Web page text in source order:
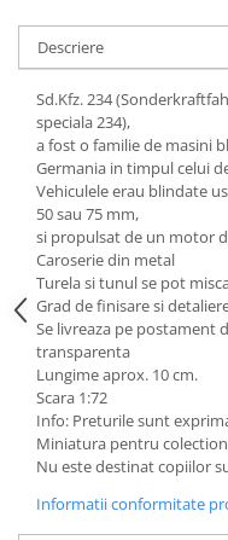
Animale miniaturale
Papusi miniaturale
Casute de papusi
SETURI SI PACHETE CADOU
MACHETE
MACHETE AUTO SCARA
Machete Auto Romanesti
Miniaturi Dacia, ARO si
Clasice
Machete Politie /
Machete Auto Civile la
Limuzine, Hatchback si
Machete Prezidentiale 1:43
Machete Raliu 1:43 –
Oficiale și Replici Mașini
Machete SUV-uri 1:43 –
Off-Road si Vehicule 4x4
Machete Taxi 1:43
Descriere
Sd.Kfz. 234
speciala 234),
a fost o familie de masini
Germania in timpul celui
Vehiculele erau blindate
50 sau 75 mm,
si propulsat de un motor
Caroserie din metal
Turela si tunul se pot
Grad de finisare si
Se livreaza pe postament
transparenta
Lungime aprox. 10 cm.
Scara 1:72
Info: Preturile sunt
Miniatura pentru
Nu este destinat copiilor
Informatii conformitate